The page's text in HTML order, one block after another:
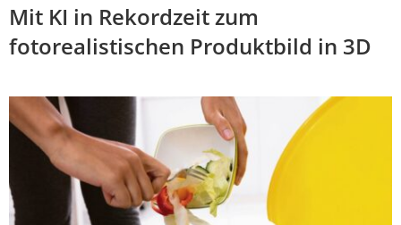
Mit KI in Rekordzeit zum
fotorealistischen Produktbild in 3D